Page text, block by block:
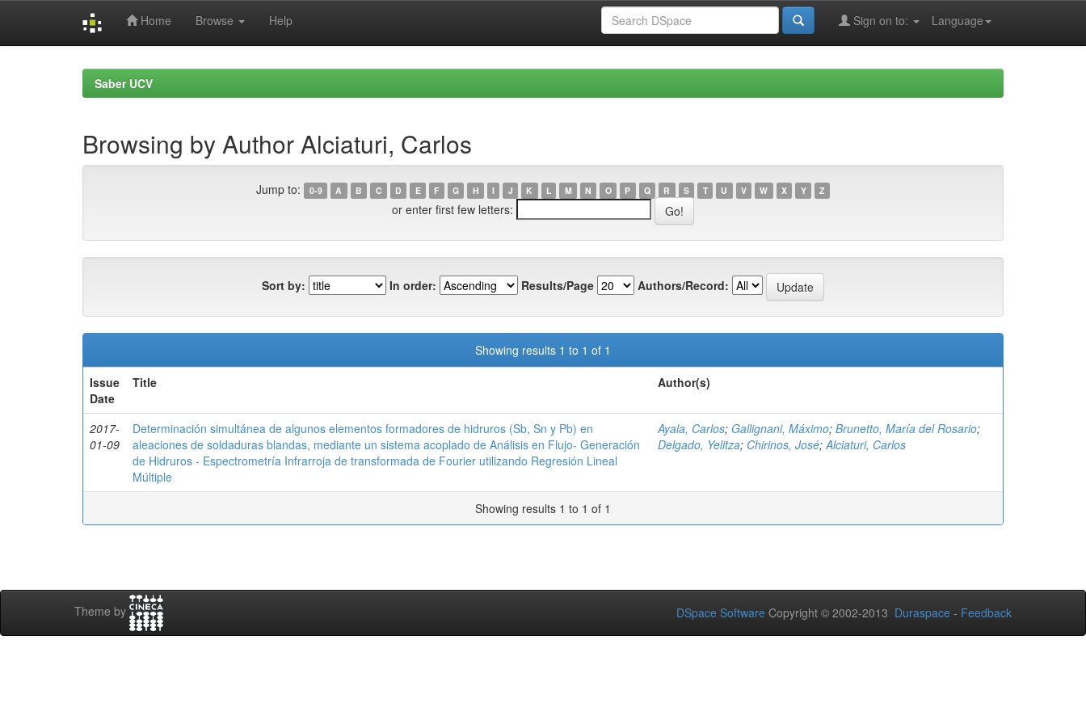
Home Browse Help Language
Sign on to:
Saber UCV
Browsing by Author Alciaturi, Carlos
Jump to: 0-9 A B C D E F G H I J K L M N O P Q R S T U V W X Y Z
or enter first few letters:
Sort by: In order: Results/Page Authors/Record:
Showing results 1 to 1 of 1
Issue
Date
Title Author(s)
2017-
01-09
Determinación simultánea de algunos elementos formadores de hidruros (Sb, Sn y Pb) en
aleaciones de soldaduras blandas, mediante un sistema acoplado de Análisis en Flujo- Generación
de Hidruros - Espectrometría Infrarroja de transformada de Fourier utilizando Regresión Lineal
Múltiple
Ayala, Carlos; Gallignani, Máximo; Brunetto, María del Rosario;
Delgado, Yelitza; Chirinos, José;Alciaturi, Carlos
Showing results 1 to 1 of 1
Theme by DSpace Software Copyright © 2002-2013 Duraspace - Feedback